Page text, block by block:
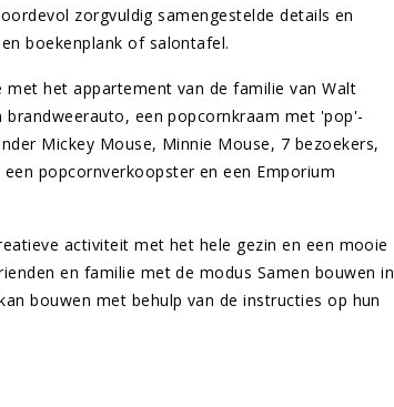
zorgvuldig samengestelde details en
boekenplank of salontafel.
het appartement van de familie van Walt
brandweerauto, een popcornkraam met 'pop'-
Mickey Mouse, Minnie Mouse, 7 bezoekers,
popcornverkoopster en een Emporium
activiteit met het hele gezin en een mooie
en familie met de modus Samen bouwen in
bouwen met behulp van de instructies op hun